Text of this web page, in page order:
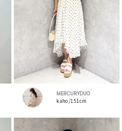
MERCURYDUO
kaho /151cm